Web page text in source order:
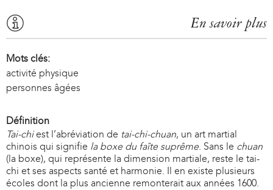
En savoir plus
Mots clés:
activité physique
personnes âgées
Définition
Tai-chiest l’abréviation de tai-chi-chuan, un art martial
chinois qui signifie la boxe du faîte suprême. Sans le chuan
(la boxe), qui représente la dimension martiale, reste le tai-
chi et ses aspects santé et harmonie. Il en existe plusieurs
écoles dont la plus ancienne remonterait aux années 1600.